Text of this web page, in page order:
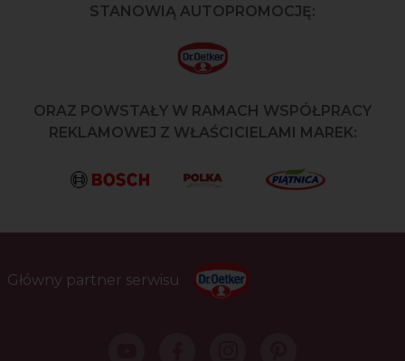
STANOWIĄ AUTOPROMOCJĘ:
ORAZ POWSTAŁY W RAMACH WSPÓŁPRACY
REKLAMOWEJ Z WŁAŚCICIELAMI MAREK:
Główny partner serwisu